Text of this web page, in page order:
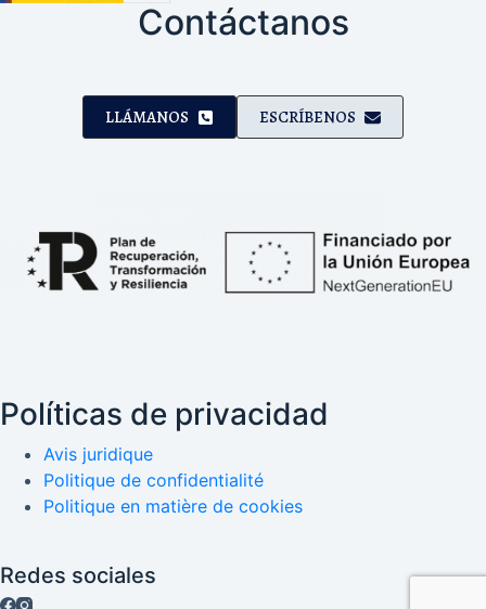
Contáctanos
LLÁMANOS ESCRÍBENOS
Políticas de privacidad
Avis juridique
Politique de confidentialité
Politique en matière de cookies
Redes sociales